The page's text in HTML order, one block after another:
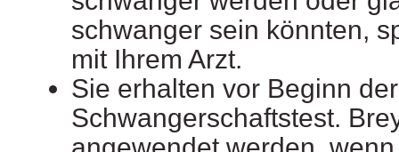
schwanger sein könnten,
mit Ihrem Arzt.
Sie erhalten vor Beginn
Schwangerschaftstest.